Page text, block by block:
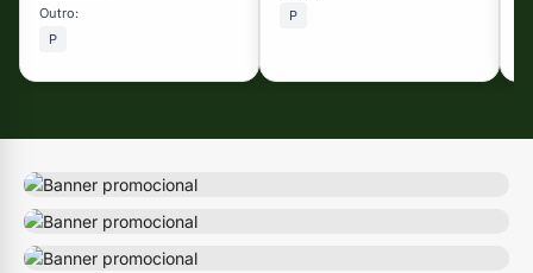
Outro:
P
P